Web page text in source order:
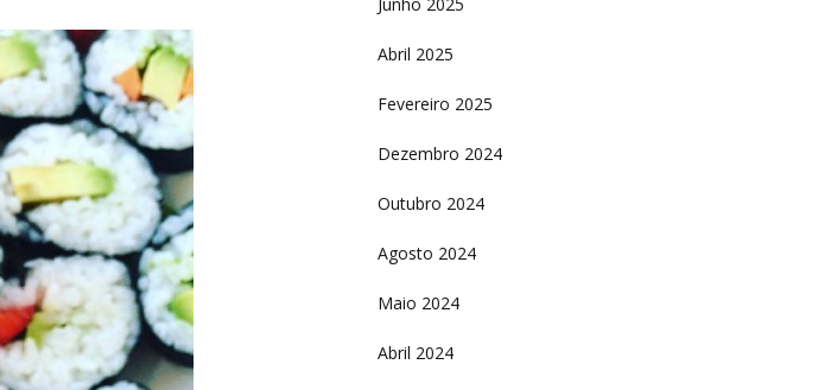
Abril 2025
Fevereiro 2025
Dezembro 2024
Outubro 2024
Agosto 2024
Maio 2024
Abril 2024